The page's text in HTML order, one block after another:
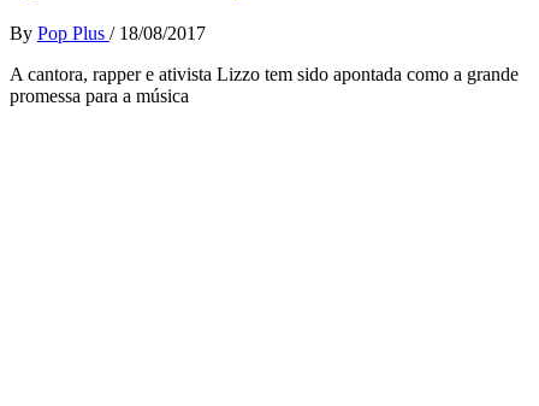
By Pop Plus / 18/08/2017
A cantora, rapper e ativista Lizzo tem sido apontada como a grande
promessa para a música